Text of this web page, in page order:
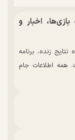
برنامه بازی‌ها، اخبار و
جهانی 2026 به همراه نتایج زنده، برنامه
همه اطلاعات جام